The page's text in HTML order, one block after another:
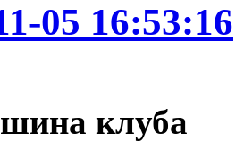
05 16:53:16
клуба